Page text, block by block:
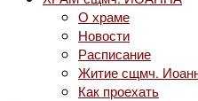
О храме
Новости
Расписание
Житие сщмч.
Как проехать